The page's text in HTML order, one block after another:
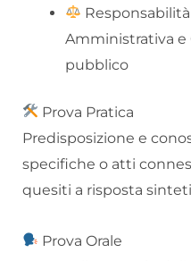
Amministrativa
pubblico
Prova Pratica
Predisposizione e
specifiche o atti
quesiti a risposta
Prova Orale